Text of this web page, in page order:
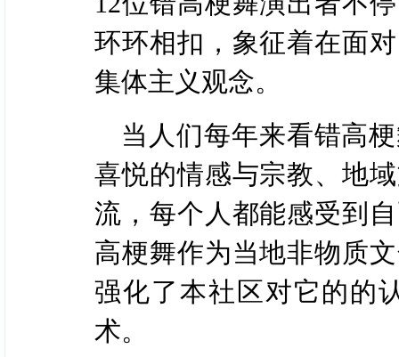
环环相扣，象征着在面
集体主义观念。
当人们每年来看错高
喜悦的情感与宗教、地
流，每个人都能感受到
高梗舞作为当地非物质
强化了本社区对它的的
术。